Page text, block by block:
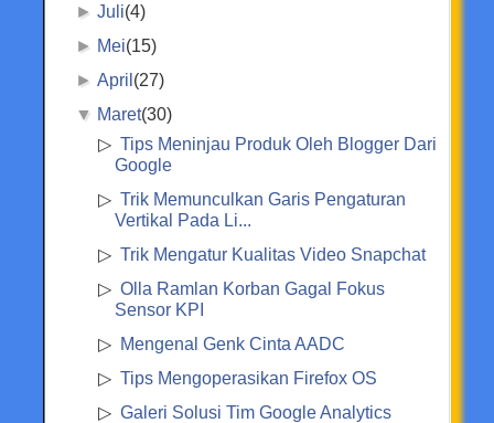
►Juli(4)
► Mei(15)
►April (27)
▼ Maret(30)
Tips Meninjau Produk Oleh Blogger Dari
Google
Trik Memunculkan Garis Pengaturan
Vertikal Pada Li...
Trik Mengatur Kualitas Video Snapchat
Olla Ramlan Korban Gagal Fokus
Sensor KPI
Mengenal Genk Cinta AADC
Tips Mengoperasikan Firefox OS
Galeri Solusi Tim Google Analytics